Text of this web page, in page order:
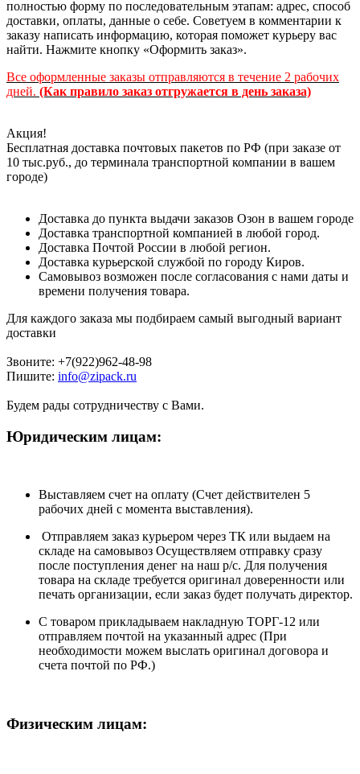
полностью форму по последовательным этапам: адрес, способ
доставки, оплаты, данные о себе. Советуем в комментарии к
заказу написать информацию, которая поможет курьеру вас
найти. Нажмите кнопку «Оформить заказ».
Все оформленные заказы отправляются в течение 2 рабочих
дней. (Как правило заказ отгружается в день заказа)
Акция!
Бесплатная доставка почтовых пакетов по РФ (при заказе от
10 тыс.руб., до терминала транспортной компании в вашем
городе)
Доставка до пункта выдачи заказов Озон в вашем городе
Доставка транспортной компанией в любой город.
Доставка Почтой России в любой регион.
Доставка курьерской службой по городу Киров.
Самовывоз возможен после согласования с нами даты и
времени получения товара.
Для каждого заказа мы подбираем самый выгодный вариант
доставки
Звоните: +7(922)962-48-98
Пишите: info@zipack.ru
Будем рады сотрудничеству с Вами.
Юридическим лицам:
Выставляем счет на оплату (Счет действителен 5
рабочих дней с момента выставления).
Отправляем заказ курьером через ТК или выдаем на
складе на самовывоз Осуществляем отправку сразу
после поступления денег на наш р/c. Для получения
товара на складе требуется оригинал доверенности или
печать организации, если заказ будет получать директор.
С товаром прикладываем накладную ТОРГ-12 или
отправляем почтой на указанный адрес (При
необходимости можем выслать оригинал договора и
счета почтой по РФ.)
Физическим лицам: